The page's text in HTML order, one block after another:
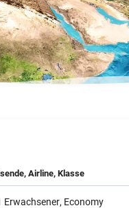
Airline, Klasse
Erwachsener, Economy